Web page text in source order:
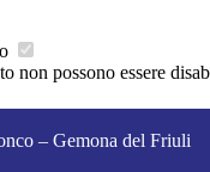
non possono essere
– Gemona del Friuli